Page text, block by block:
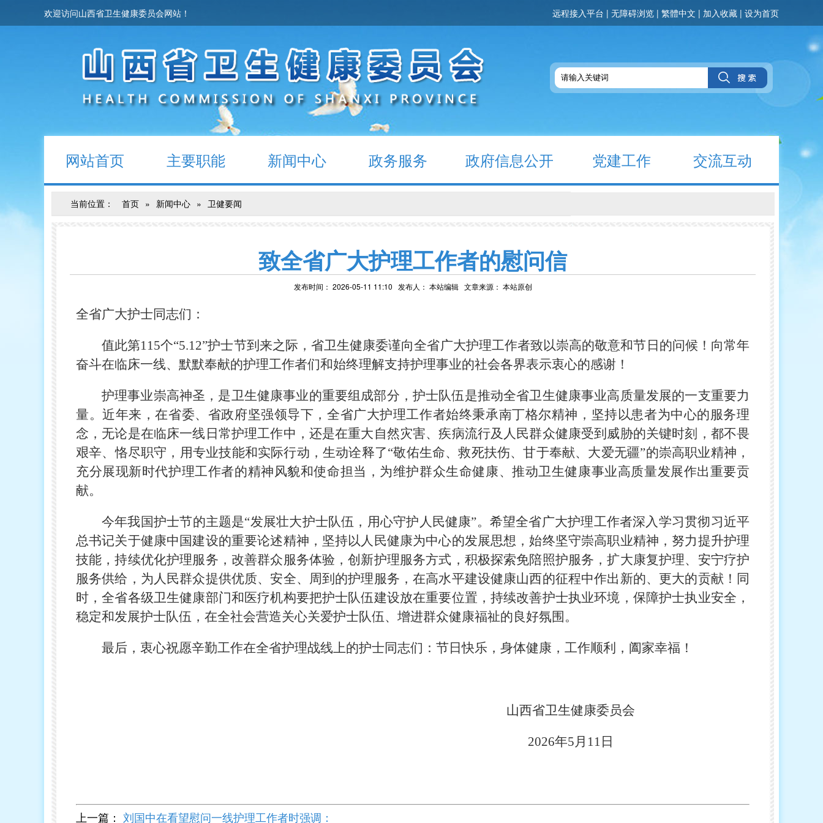
欢迎访问山西省卫生健康委员会网站！ 远程接入平台 | 无障碍浏览 | 繁體中文 | 加入收藏 | 设为首页
网站首页 主要职能 新闻中心 政务服务 政府信息公开 党建工作 交流互动
当前位置： 首页 » 新闻中心 » 卫健要闻
致全省广大护理工作者的慰问​信
发布时间： 2026-05-11 11:10 发布人： 本站编辑文章来源： 本站原创
全省广大护士同志们：
值此第115个“5.12”护士节到来之际，省卫生健康委谨向全省广大护理工作者致以崇高的敬意和节日的问候！向常年
奋斗在临床一线、默默奉献的护理工作者们和始终理解支持护理事业的社会各界表示衷心的感谢！
护理事业崇高神圣，是卫生健康事业的重要组成部分，护士队伍是推动全省卫生健康事业高质量发展的一支重要力
量。近年来，在省委、省政府坚强领导下，全省广大护理工作者始终秉承南丁格尔精神，坚持以患者为中心的服务理
念，无论是在临床一线日常护理工作中，还是在重大自然灾害、疾病流行及人民群众健康受到威胁的关键时刻，都不畏
艰辛、恪尽职守，用专业技能和实际行动，生动诠释了“敬佑生命、救死扶伤、甘于奉献、大爱无疆”的崇高职业精神，
充分展现新时代护理工作者的精神风貌和使命担当，为维护群众生命健康、推动卫生健康事业高质量发展作出重要贡
献。
今年我国护士节的主题是“发展壮大护士队伍，用心守护人民健康”。希望全省广大护理工作者深入学习贯彻习近平
总书记关于健康中国建设的重要论述精神，坚持以人民健康为中心的发展思想，始终坚守崇高职业精神，努力提升护理
技能，持续优化护理服务，改善群众服务体验，创新护理服务方式，积极探索免陪照护服务，扩大康复护理、安宁疗护
服务供给，为人民群众提供优质、安全、周到的护理服务，在高水平建设健康山西的征程中作出新的、更大的贡献！同
时，全省各级卫生健康部门和医疗机构要把护士队伍建设放在重要位置，持续改善护士执业环境，保障护士执业安全，
稳定和发展护士队伍，在全社会营造关心关爱护士队伍、增进群众健康福祉的良好氛围。
最后，衷心祝愿辛勤工作在全省护理战线上的护士同志们：节日快乐，身体健康，工作顺利，阖家幸福！
山西省卫生健康委员会
2026年5月11日
上一篇： 刘国中在看望慰问一线护理工作者时强调：